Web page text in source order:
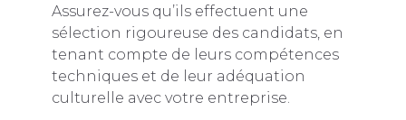
Assurez-vous qu’ils effectuent une
sélection rigoureuse des candidats, en
tenant compte de leurs compétences
techniques et de leur adéquation
culturelle avec votre entreprise.